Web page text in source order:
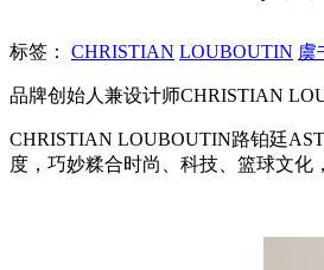
标签： CHRISTIAN LOUBOUTIN 虞
品牌创始人兼设计师CHRISTIAN
CHRISTIAN LOUBOUTIN路铂廷
度，巧妙糅合时尚、科技、篮球文化